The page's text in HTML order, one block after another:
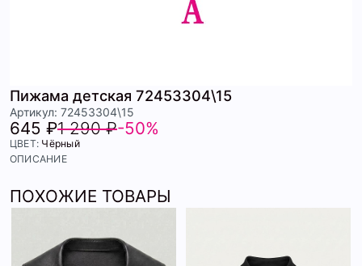
Пижама детская 72453304\15
Артикул: 72453304\15
645 ₽1 290 ₽-50%
ЦВЕТ: Чёрный
ОПИСАНИЕ
ПОХОЖИЕ ТОВАРЫ